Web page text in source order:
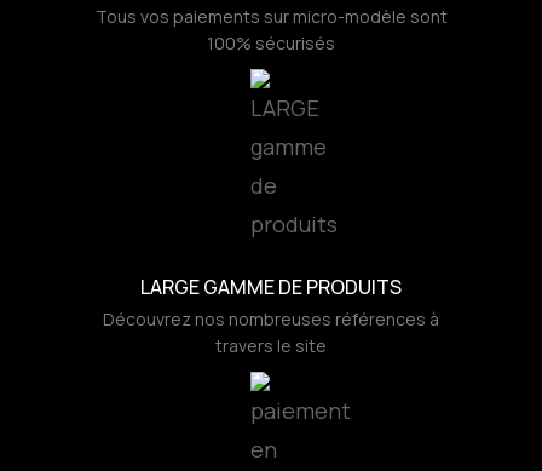
Tous vos paiements sur micro-modèle sont
100% sécurisés
LARGE GAMME DE PRODUITS
Découvrez nos nombreuses références à
travers le site